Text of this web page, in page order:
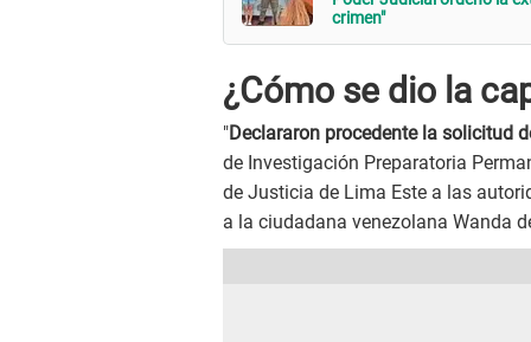
crimen"
¿Cómo se dio la
"Declararon procedente la solicitud
de Investigación Preparatoria
de Justicia de Lima Este a las
a la ciudadana venezolana Wanda